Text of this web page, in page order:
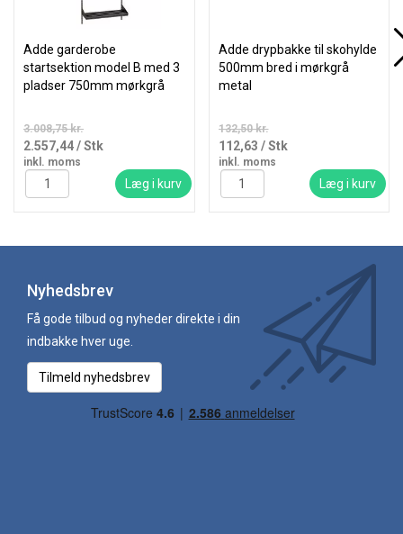
Adde garderobe
startsektion model B med 3
pladser 750mm mørkgrå
3.008,75 kr.
2.557,44/ Stk
inkl. moms
Læg i kurv
Adde drypbakke til skohylde
500mm bred i mørkgrå
metal
132,50 kr.
112,63 / Stk
inkl. moms
Læg i kurv
Nyhedsbrev
Få gode tilbud og nyheder direkte i din
indbakke hver uge.
Tilmeld nyhedsbrev